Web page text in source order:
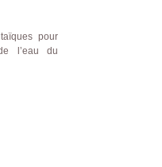
pour
l’eau du